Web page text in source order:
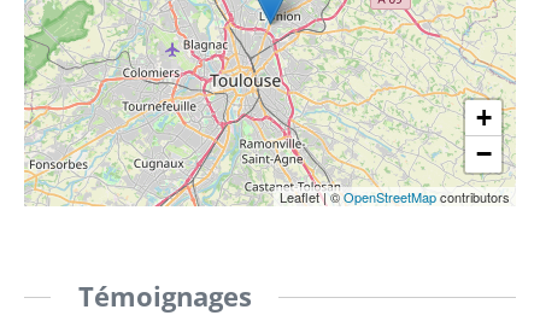
+
−
Leaflet|©OpenStreetMapcontributors
Témoignages